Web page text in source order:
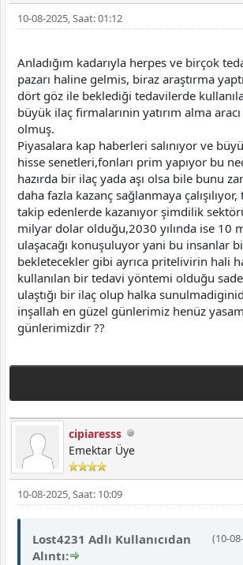
10-08-2025, Saat: 01:12
Anladığım kadarıyla herpes ve birçok
pazarı haline gelmis, biraz araştırma
dört göz ile beklediği tedavilerde
büyük ilaç firmalarınin yatırım alma
olmuş.
Piyasalara kap haberleri salınıyor ve
hisse senetleri,fonları prim yapıyor bu
hazırda bir ilaç yada aşı olsa bile bunu
daha fazla kazanç sağlanmaya
takip edenlerde kazanıyor şimdilik
milyar dolar olduğu,2030 yılında ise 10
ulaşacağı konuşuluyor yani bu insanlar
bekletecekler gibi ayrıca pritelivirin hali
kullanılan bir tedavi yöntemi olduğu
ulaştığı bir ilaç olup halka
inşallah en güzel günlerimiz henüz
günlerimizdir ??
cipiaresss
Emektar Üye
10-08-2025, Saat: 10:09
(10-
Lost4231 Adlı Kullanıcıdan
Alıntı: